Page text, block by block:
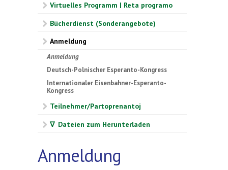
Virtuelles Programm | Reta programo
Bücherdienst (Sonderangebote)
Anmeldung
Anmeldung
Deutsch-Polnischer Esperanto-Kongress
Internationaler Eisenbahner-Esperanto-
Kongress
Teilnehmer/Partoprenantoj
∇ Dateien zum Herunterladen
Anmeldung